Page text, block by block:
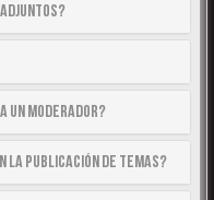
adjuntos?
un moderador?
la publicación de temas?